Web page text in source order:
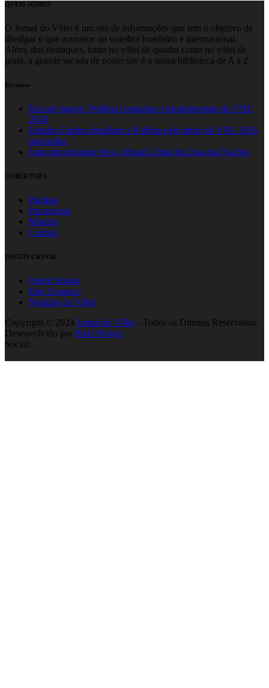
QUEM SOMOS
O Jornal do Vôlei é um site de informações que tem o objetivo de
divulgar o que acontece no voleibol brasileiro e internacional.
Além, dos destaques, tanto no vôlei de quadra como no vôlei de
praia, a grande sacada de nosso site é a nossa biblioteca de A a Z
Recentes
Em um jogaço, Polônia conquista o tricampeonato da VNL
2026
Estados Unidos desafiam a Polônia pelo título da VNL 2026
masculina
Jogo emocionante leva o Brasil à final da Liga das Nações
COBERTURA
Paulista
Paranaense
Mineiro
Carioca
INSTITUCIONAL
Quem Somos
Fale Conosco
Notícias do Vôlei
Copyright © 2024 Jornal do Vôlei - Todos os Direitos Reservados.
Desenvolvido por Pixel Project
Social: